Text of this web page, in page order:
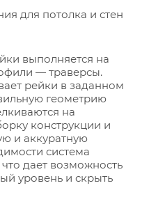
для потолка и стен
выполняется на
— траверсы.
рейки в заданном
геометрию
на
конструкции и
и аккуратную
система
дает возможность
уровень и скрыть